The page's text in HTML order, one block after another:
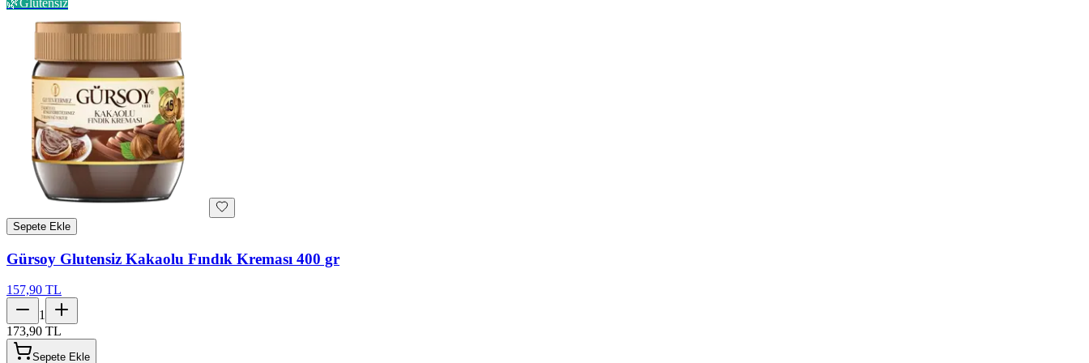
🌿Glutensiz
Sepete Ekle
Gürsoy Glutensiz Kakaolu Fındık Kreması 400 gr
157,90 TL
1
173,90 TL
Sepete Ekle